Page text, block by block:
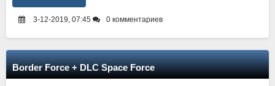
3-12-2019, 07:45 0 комментариев
Border Force + DLC Space Force